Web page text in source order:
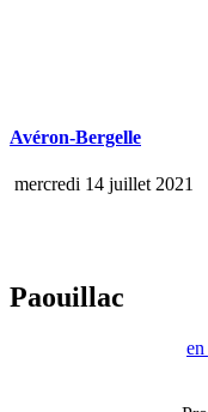
Avéron-Bergelle
mercredi 14 juillet 2021
Paouillac